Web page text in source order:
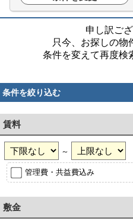
申し訳ご
只今、お探しの物
条件を変えて再度検
条件を絞り込む
賃料
～
管理費・共益費込み
敷金